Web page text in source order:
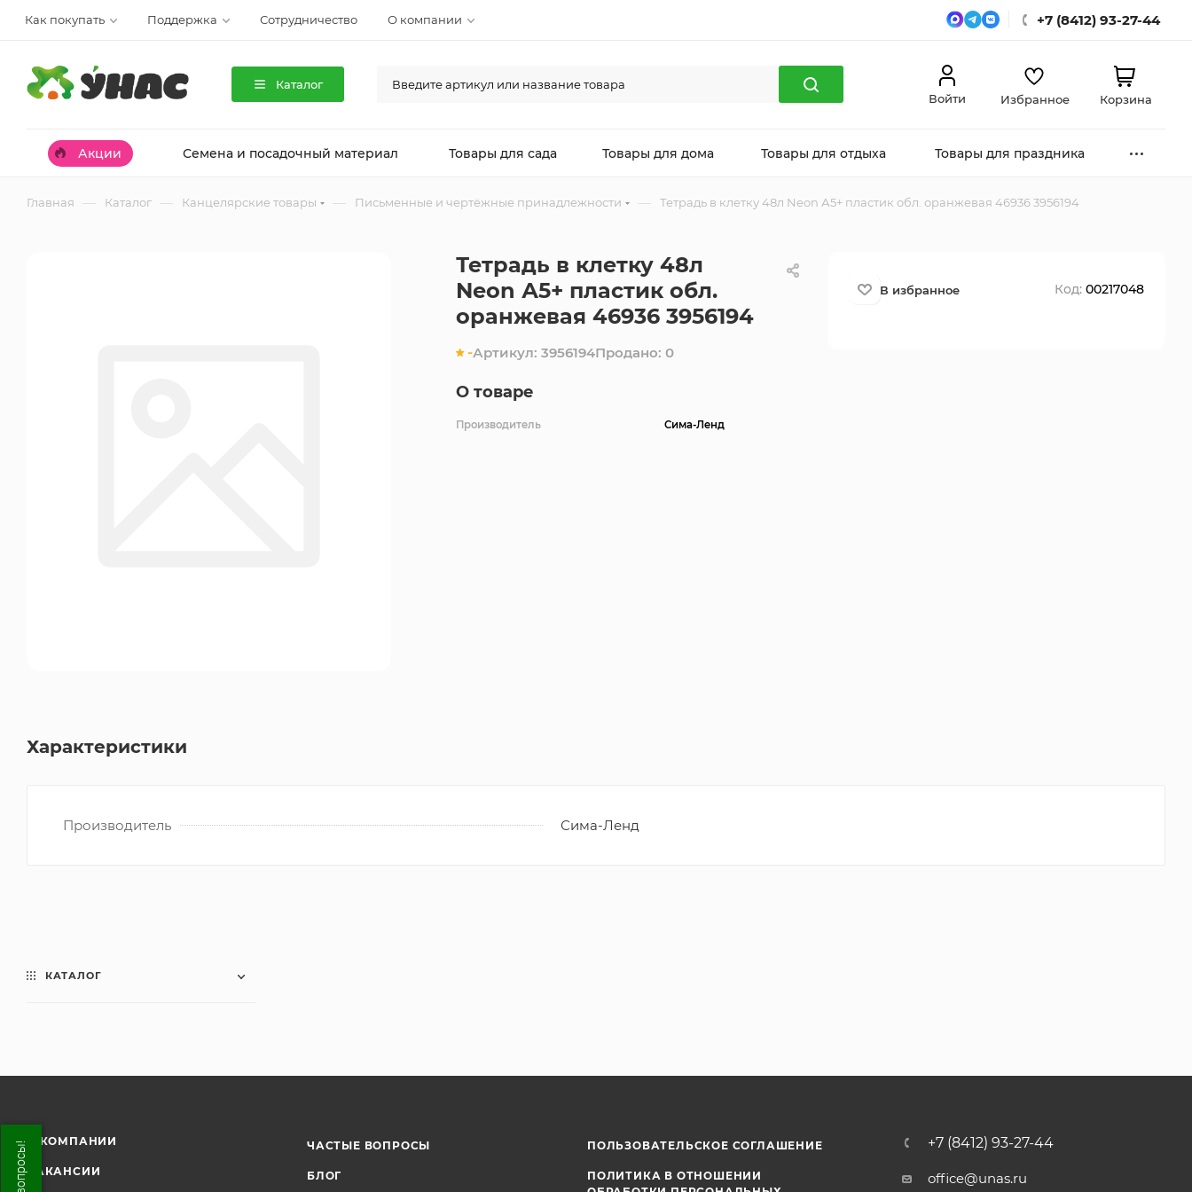
Как покупать Поддержка Сотрудничество О компании +7 (8412) 93-27-44
Каталог
Войти
Избранное Корзина
Акции Семена и посадочный материал Товары для сада Товары для дома Товары для отдыха Товары для праздника
Главная — Каталог — Канцелярские товары — Письменные и чертёжные принадлежности — Тетрадь в клетку 48л Neon А5+ пластик обл. оранжевая 46936 3956194
Тетрадь в клетку 48л
Neon А5+ пластик обл.
оранжевая 46936 3956194
-Артикул: 3956194Продано: 0
О товаре
Производитель Сима-Ленд
Код: 00217048
Характеристики
Производитель Сима-Ленд
КАТАЛОГ
О КОМПАНИИ
ВАКАНСИИ
ЧАСТЫЕ ВОПРОСЫ
БЛОГ
ПОЛЬЗОВАТЕЛЬСКОЕ СОГЛАШЕНИЕ
ПОЛИТИКА В ОТНОШЕНИИ
+7 (8412) 93-27-44
office@unas.ru